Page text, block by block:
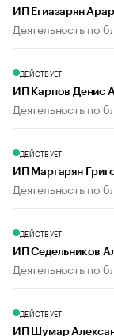
ИП Егиазарян
Деятельность по
ДЕЙСТВУЕТ
ИП Карпов Денис
Деятельность по
ДЕЙСТВУЕТ
ИП Маргарян
Деятельность по
ДЕЙСТВУЕТ
ИП Седельников
Деятельность по
ДЕЙСТВУЕТ
ИП Шумар